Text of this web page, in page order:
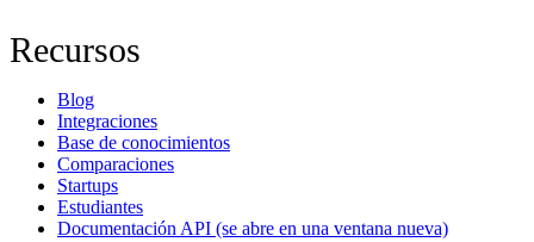
Recursos
Blog
Integraciones
Base de conocimientos
Comparaciones
Startups
Estudiantes
Documentación API (se abre en una ventana nueva)